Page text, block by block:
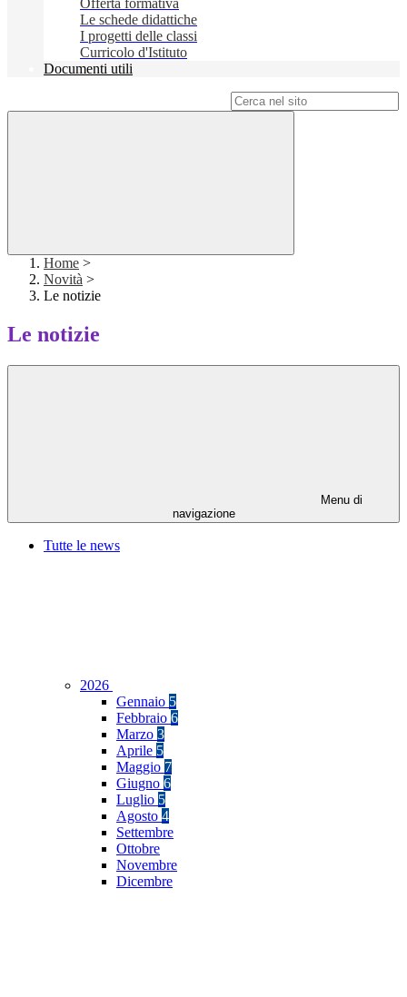
Offerta formativa
Le schede didattiche
I progetti delle classi
Curricolo d'Istituto
Documenti utili
Home >
Novità >
Le notizie
Le notizie
Menu di
navigazione
Tutte le news
2026
Gennaio 5
Febbraio 6
Marzo 3
Aprile 5
Maggio 7
Giugno 6
Luglio 5
Agosto 4
Settembre
Ottobre
Novembre
Dicembre